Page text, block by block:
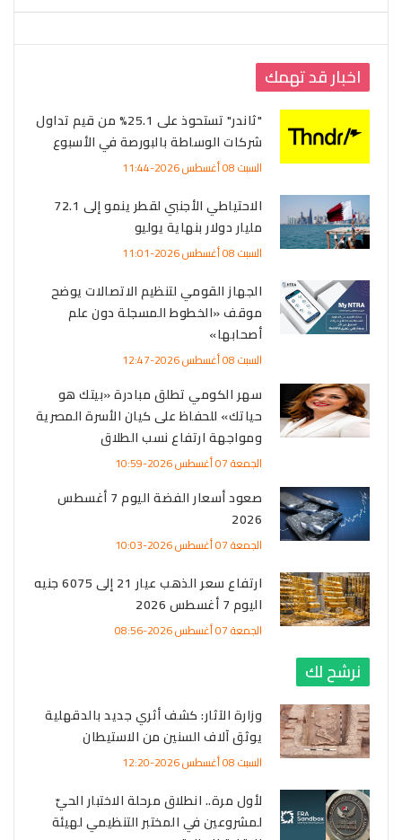
اخبار قد تهمك
"ثاندر" تستحوذ على 25.1% من قيم تداول
شركات الوساطة بالبورصة في الأسبوع
السبت 08 أغسطس 2026-11:44
الاحتياطي الأجنبي لقطر ينمو إلى 72.1
مليار دولار بنهاية يوليو
السبت 08 أغسطس 2026-11:01
الجهاز القومي لتنظيم الاتصالات يوضح
موقف «الخطوط المسجلة دون علم
أصحابها»
السبت 08 أغسطس 2026-12:47
سهر الكومي تطلق مبادرة «بيتك هو
حياتك» للحفاظ على كيان الأسرة المصرية
ومواجهة ارتفاع نسب الطلاق
الجمعة 07 أغسطس 2026-10:59
صعود أسعار الفضة اليوم 7 أغسطس
2026
الجمعة 07 أغسطس 2026-10:03
ارتفاع سعر الذهب عيار 21 إلى 6075 جنيه
اليوم 7 أغسطس 2026
الجمعة 07 أغسطس 2026-08:56
نرشح لك
وزارة الآثار: كشف أثري جديد بالدقهلية
يوثق آلاف السنين من الاستيطان
السبت 08 أغسطس 2026-12:20
لأول مرة.. انطلاق مرحلة الاختبار الحيّ
لمشروعين في المختبر التنظيمي لهيئة